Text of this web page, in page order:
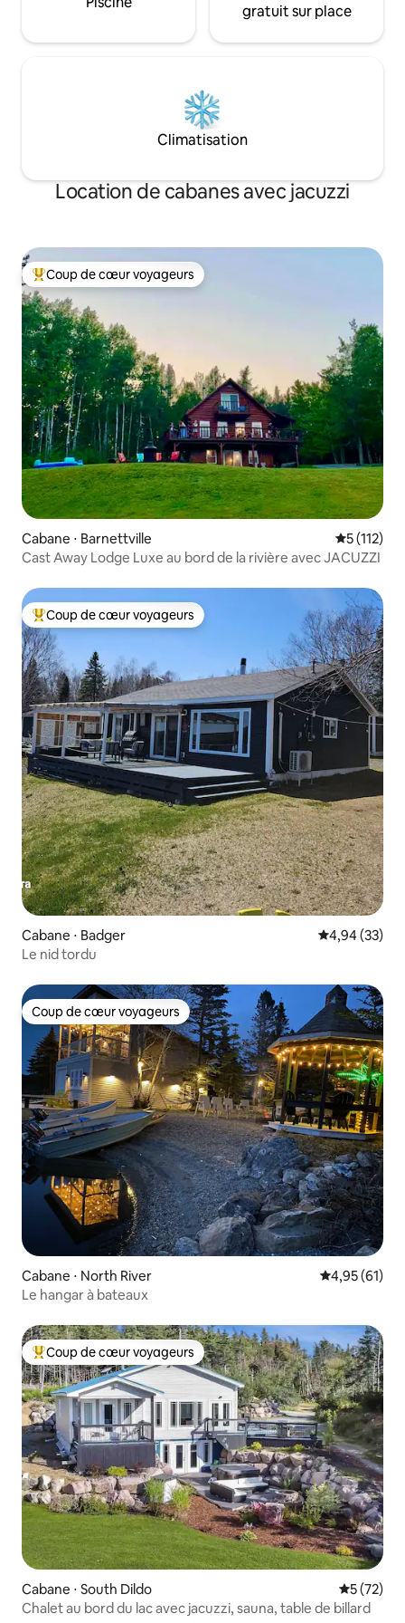
gratuit sur place
Climatisation
Location de cabanes avec jacuzzi
Coups de cœur voyageurs les plus appréciés
Coup de cœur voyageurs
Cabane ⋅ Barnettville Évaluation
5 (112)
Cast Away Lodge Luxe au bord de la rivière avec JACUZZI
Coups de cœur voyageurs les plus appréciés
Coup de cœur voyageurs
Cabane ⋅ Badger Évaluation
4,94 (33)
Le nid tordu
Coup de cœur voyageurs
Coup de cœur voyageurs
Cabane ⋅ North River Évaluation
4,95 (61)
Le hangar à bateaux
Coups de cœur voyageurs les plus appréciés
Coup de cœur voyageurs
Cabane ⋅ South Dildo
5 (72)
Chalet au bord du lac avec jacuzzi, sauna, table de billard